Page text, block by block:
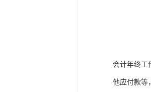
会计年终工
他应付款等